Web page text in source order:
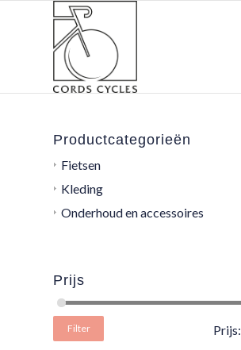
Productcategorieën
Fietsen
Kleding
Onderhoud en accessoires
Prijs
Filter Prijs: